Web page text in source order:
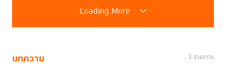
Loading More
บทความ 3 รายการ